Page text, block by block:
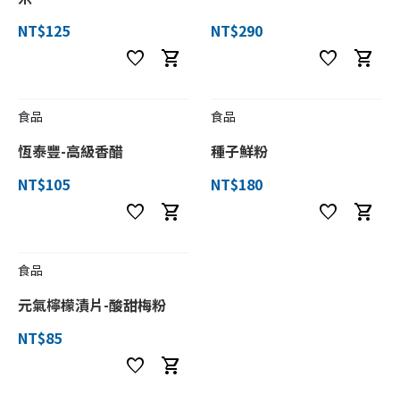
NT$125
favorite shopping_cart
NT$290
favorite shopping_cart
食品
恆泰豐-高級香醋
NT$105
favorite shopping_cart
食品
種子鮮粉
NT$180
favorite shopping_cart
食品
元氣檸檬漬片-酸甜梅粉
NT$85
favorite shopping_cart